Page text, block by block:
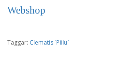
Webshop
Taggar: Clematis `Piilu`